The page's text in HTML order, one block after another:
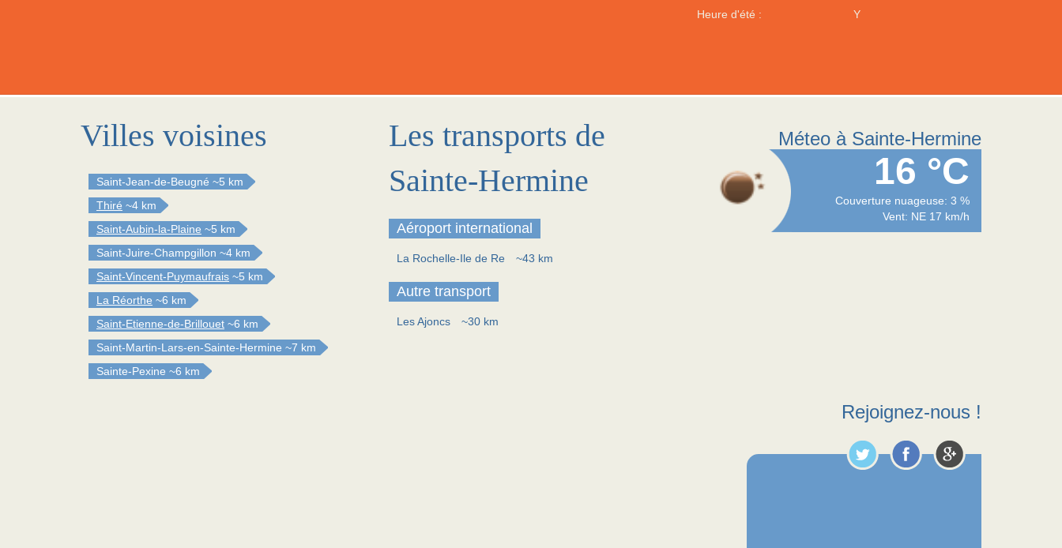
Heure d'été : Y
Villes voisines
Saint-Jean-de-Beugné ~5 km
Thiré ~4 km
Saint-Aubin-la-Plaine ~5 km
Saint-Juire-Champgillon ~4 km
Saint-Vincent-Puymaufrais ~5 km
La Réorthe ~6 km
Saint-Etienne-de-Brillouet ~6 km
Saint-Martin-Lars-en-Sainte-Hermine ~7 km
Sainte-Pexine ~6 km
Les transports de
Sainte-Hermine
Aéroport international
La Rochelle-Ile de Re ~43 km
Autre transport
Les Ajoncs ~30 km
Méteo à Sainte-Hermine
16 °C
Couverture nuageuse: 3 %
Vent: NE 17 km/h
Rejoignez-nous !